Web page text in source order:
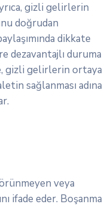
gizli gelirlerin
doğrudan
dikkate
dezavantajlı duruma
gizli gelirlerin ortaya
sağlanması adına
veya
ifade eder. Boşanma